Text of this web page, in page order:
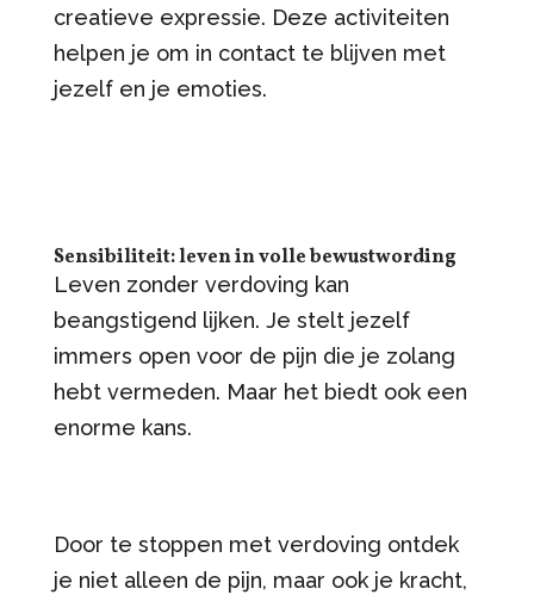
creatieve expressie. Deze activiteiten
helpen je om in contact te blijven met
jezelf en je emoties.
Sensibiliteit: leven in volle bewustwording
Leven zonder verdoving kan
beangstigend lijken. Je stelt jezelf
immers open voor de pijn die je zolang
hebt vermeden. Maar het biedt ook een
enorme kans.
Door te stoppen met verdoving ontdek
je niet alleen de pijn, maar ook je kracht,